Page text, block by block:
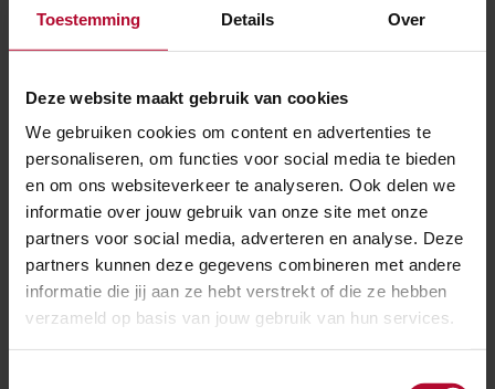
Toestemming Details Over
Deze website maakt gebruik van cookies
We gebruiken cookies om content en advertenties te
personaliseren, om functies voor social media te bieden
en om ons websiteverkeer te analyseren. Ook delen we
informatie over jouw gebruik van onze site met onze
partners voor social media, adverteren en analyse. Deze
partners kunnen deze gegevens combineren met andere
informatie die jij aan ze hebt verstrekt of die ze hebben
verzameld op basis van jouw gebruik van hun services.